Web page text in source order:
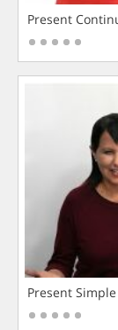
Present
Present